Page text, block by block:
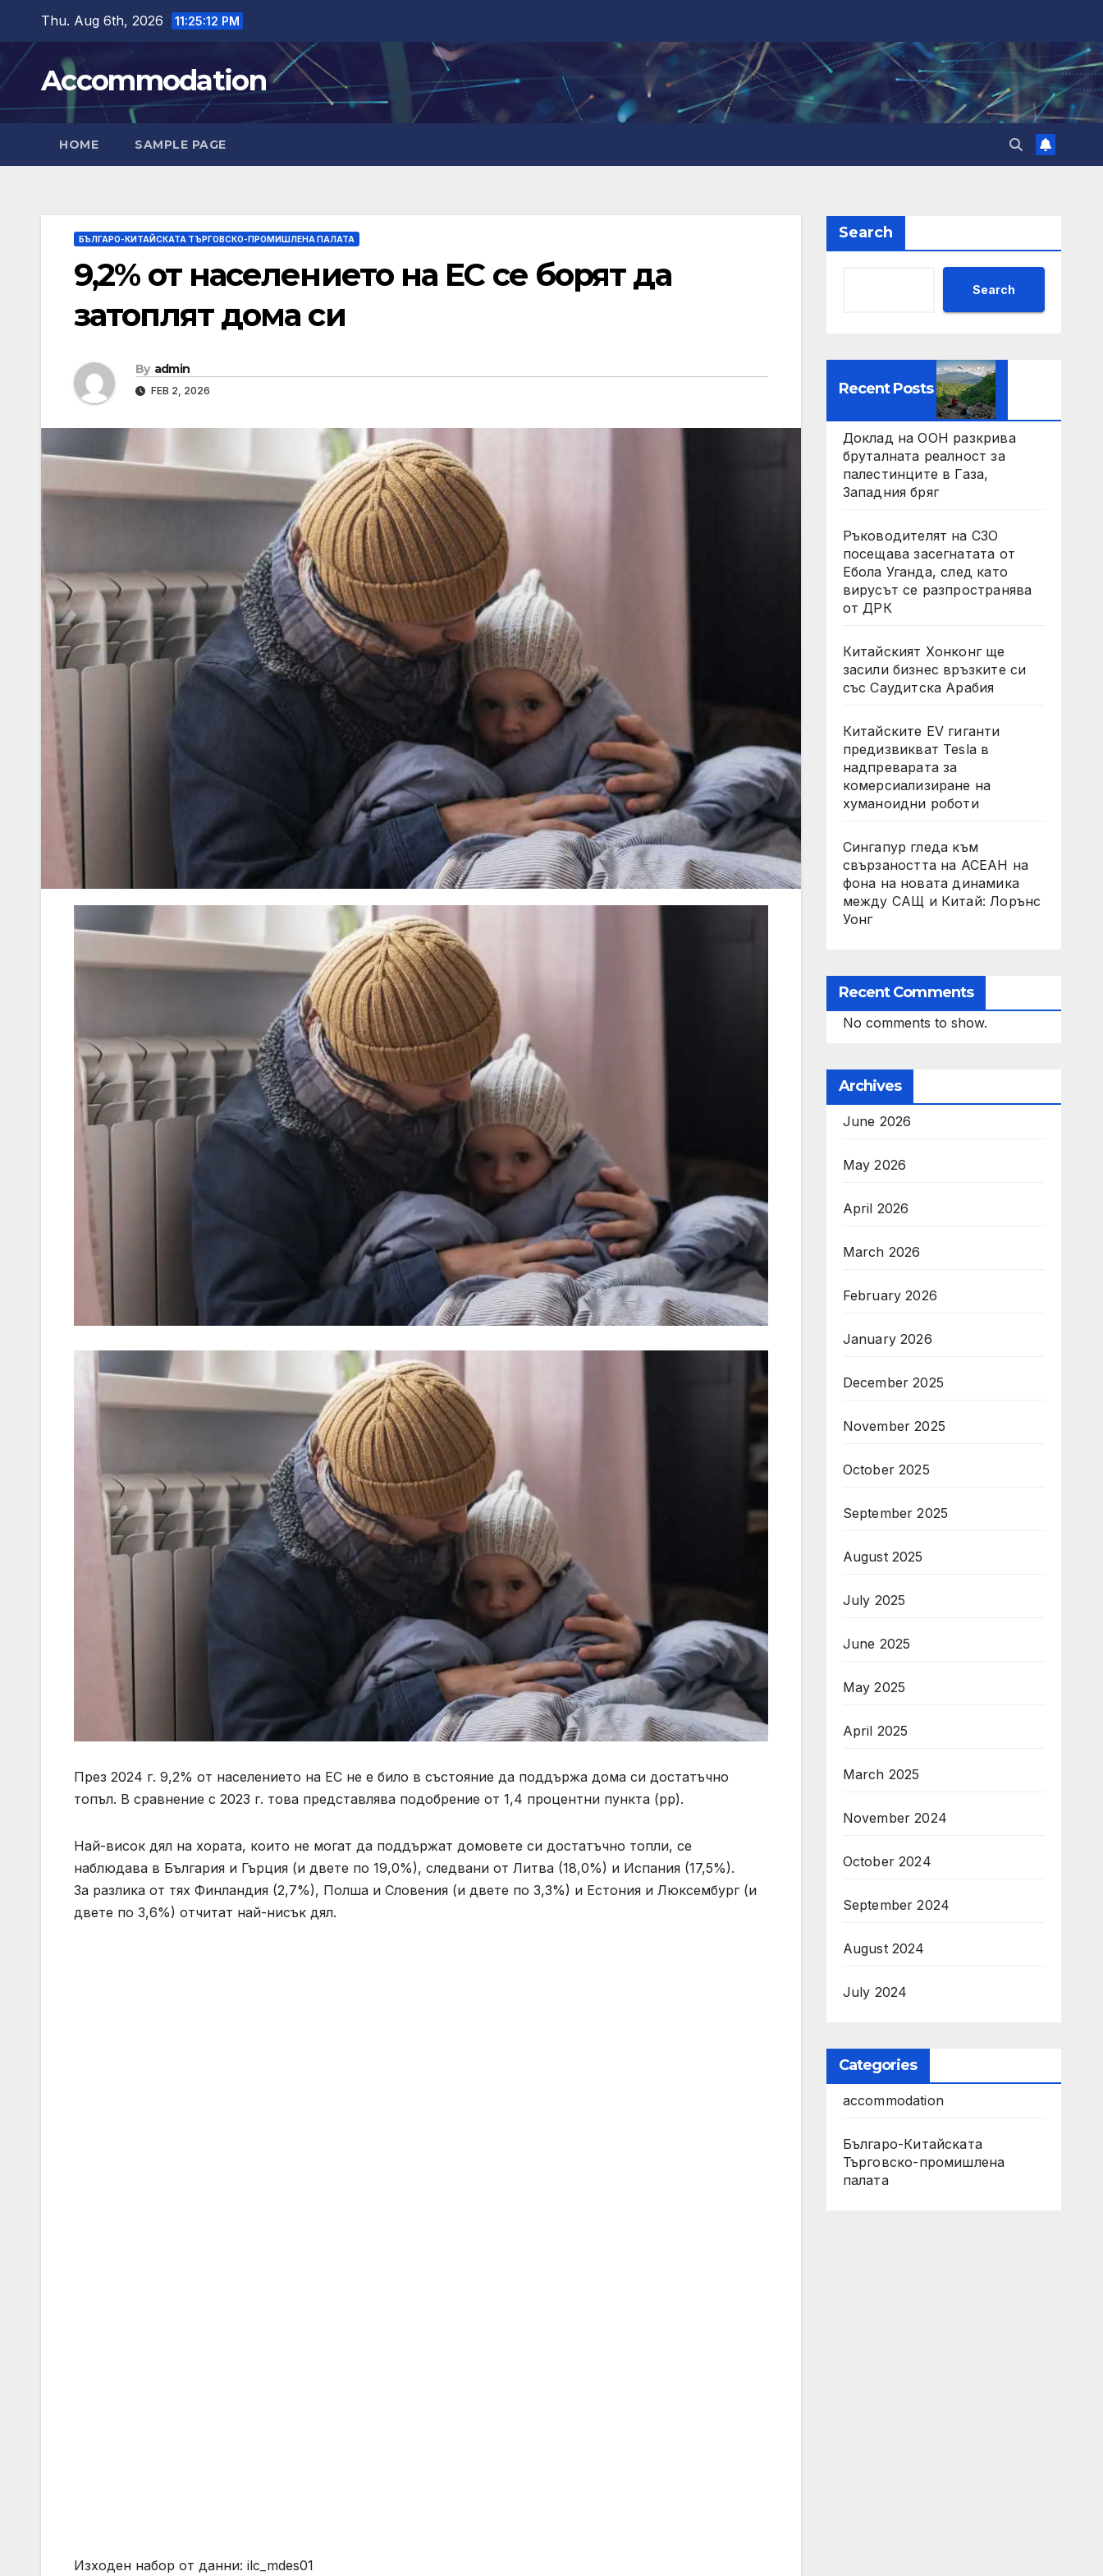
content
Thu. Aug 6th, 2026 11:25:13 PM
Accommodation
HOME SAMPLE PAGE
БЪЛГАРО-КИТАЙСКАТА ТЪРГОВСКО-ПРОМИШЛЕНА ПАЛАТА
9,2% от населението на ЕС се борят да
затоплят дома си
By admin
FEB 2, 2026
През 2024 г. 9,2% от населението на ЕС не е било в състояние да поддържа дома си достатъчно
топъл. В сравнение с 2023 г. това представлява подобрение от 1,4 процентни пункта (pp).
Най-висок дял на хората, които не могат да поддържат домовете си достатъчно топли, се
наблюдава в България и Гърция (и двете по 19,0%), следвани от Литва (18,0%) и Испания (17,5%).
За разлика от тях Финландия (2,7%), Полша и Словения (и двете по 3,3%) и Естония и Люксембург (и
двете по 3,6%) отчитат най-нисък дял.
Изходен набор от данни: ilc_mdes01
Search
Search
Recent Posts
Доклад на ООН разкрива
бруталната реалност за
палестинците в Газа,
Западния бряг
Ръководителят на СЗО
посещава засегнатата от
Ебола Уганда, след като
вирусът се разпространява
от ДРК
Китайският Хонконг ще
засили бизнес връзките си
със Саудитска Арабия
Китайските EV гиганти
предизвикват Tesla в
надпреварата за
комерсиализиране на
хуманоидни роботи
Сингапур гледа към
свързаността на АСЕАН на
фона на новата динамика
между САЩ и Китай: Лорънс
Уонг
Recent Comments
No comments to show.
Archives
June 2026
May 2026
April 2026
March 2026
February 2026
January 2026
December 2025
November 2025
October 2025
September 2025
August 2025
July 2025
June 2025
May 2025
April 2025
March 2025
November 2024
October 2024
September 2024
August 2024
July 2024
Categories
accommodation
Българо-Китайската
Търговско-промишлена
палата